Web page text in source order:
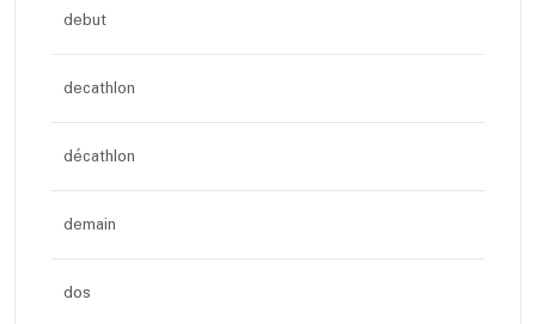
debut
decathlon
décathlon
demain
dos